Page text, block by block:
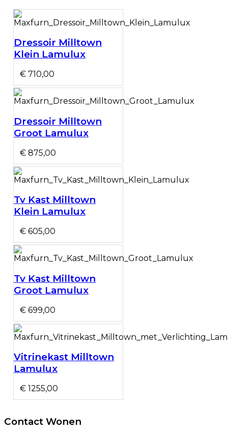
Dressoir Milltown
Klein Lamulux
€ 710,00
Dressoir Milltown
Groot Lamulux
€ 875,00
Tv Kast Milltown
Klein Lamulux
€ 605,00
Tv Kast Milltown
Groot Lamulux
€ 699,00
Vitrinekast Milltown
Lamulux
€ 1255,00
Contact Wonen